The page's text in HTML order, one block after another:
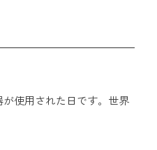
使用された日です。世界